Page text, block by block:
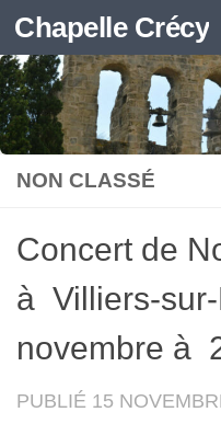
Skip to content
Chapelle Crécy
NON CLASSÉ
Concert de
à Villiers-
novembre à
PUBLIÉ 15